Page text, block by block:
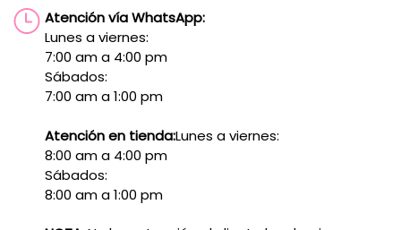
Atención vía WhatsApp:
Lunes a viernes:
7:00 am a 4:00 pm
Sábados:
7:00 am a 1:00 pm
Atención en tienda:Lunes a viernes:
8:00 am a 4:00 pm
Sábados:
8:00 am a 1:00 pm